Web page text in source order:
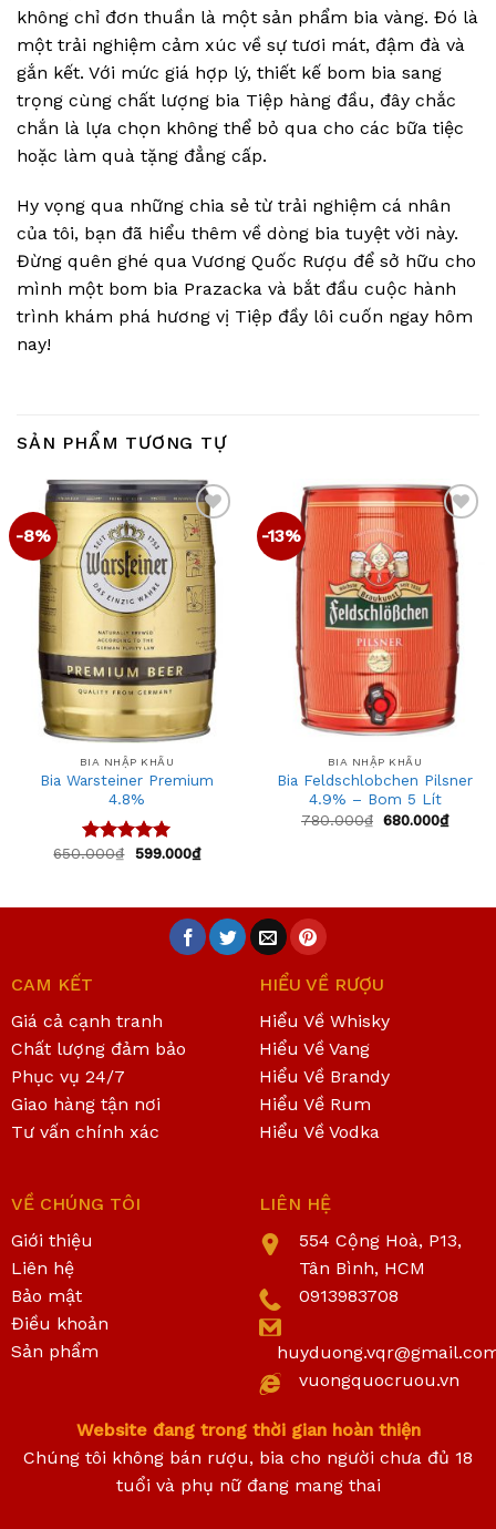
không chỉ đơn thuần là một sản phẩm bia vàng. Đó là
một trải nghiệm cảm xúc về sự tươi mát, đậm đà và
gắn kết. Với mức giá hợp lý, thiết kế bom bia sang
trọng cùng chất lượng bia Tiệp hàng đầu, đây chắc
chắn là lựa chọn không thể bỏ qua cho các bữa tiệc
hoặc làm quà tặng đẳng cấp.
Hy vọng qua những chia sẻ từ trải nghiệm cá nhân
của tôi, bạn đã hiểu thêm về dòng bia tuyệt vời này.
Đừng quên ghé qua Vương Quốc Rượu để sở hữu cho
mình một bom bia Prazacka và bắt đầu cuộc hành
trình khám phá hương vị Tiệp đầy lôi cuốn ngay hôm
nay!
SẢN PHẨM TƯƠNG TỰ
-8%
Add
to
wishlist
BIA NHẬP KHẨU
Bia Warsteiner Premium
4.8%
Được xếp
650.000₫ 599.000₫
-13%
Add
to
wishlist
BIA NHẬP KHẨU
Bia Feldschlobchen Pilsner
4.9% – Bom 5 Lít
780.000₫ 680.000₫
CAM KẾT
Giá cả cạnh tranh
Chất lượng đảm bảo
Phục vụ 24/7
Giao hàng tận nơi
Tư vấn chính xác
HIỂU VỀ RƯỢU
Hiểu Về Whisky
Hiểu Về Vang
Hiểu Về Brandy
Hiểu Về Rum
Hiểu Về Vodka
VỀ CHÚNG TÔI
Giới thiệu
Liên hệ
Bảo mật
Điều khoản
Sản phẩm
LIÊN HỆ
554 Cộng Hoà, P13,
Tân Bình, HCM
0913983708
vuongquocruou.vn
Website đang trong thời gian hoàn thiện
Chúng tôi không bán rượu, bia cho người chưa đủ 18
tuổi và phụ nữ đang mang thai